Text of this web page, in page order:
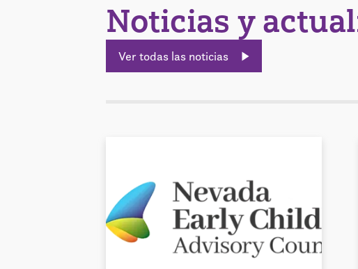
Noticias y
Ver todas las noticias